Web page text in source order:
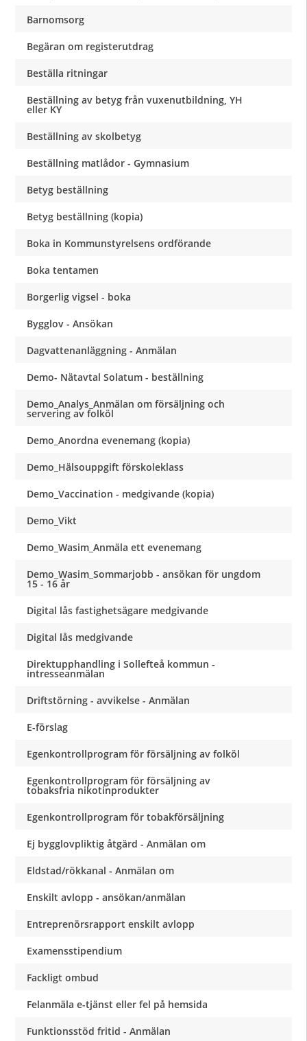
Barnomsorg
Begäran om registerutdrag
Beställa ritningar
Beställning av betyg från vuxenutbildning, YH
eller KY
Beställning av skolbetyg
Beställning matlådor - Gymnasium
Betyg beställning
Betyg beställning (kopia)
Boka in Kommunstyrelsens ordförande
Boka tentamen
Borgerlig vigsel - boka
Bygglov - Ansökan
Dagvattenanläggning - Anmälan
Demo- Nätavtal Solatum - beställning
Demo_Analys_Anmälan om försäljning och
servering av folköl
Demo_Anordna evenemang (kopia)
Demo_Hälsouppgift förskoleklass
Demo_Vaccination - medgivande (kopia)
Demo_Vikt
Demo_Wasim_Anmäla ett evenemang
Demo_Wasim_Sommarjobb - ansökan för ungdom
15 - 16 år
Digital lås fastighetsägare medgivande
Digital lås medgivande
Direktupphandling i Sollefteå kommun -
intresseanmälan
Driftstörning - avvikelse - Anmälan
E-förslag
Egenkontrollprogram för försäljning av folköl
Egenkontrollprogram för försäljning av
tobaksfria nikotinprodukter
Egenkontrollprogram för tobakförsäljning
Ej bygglovpliktig åtgärd - Anmälan om
Eldstad/rökkanal - Anmälan om
Enskilt avlopp - ansökan/anmälan
Entreprenörsrapport enskilt avlopp
Examensstipendium
Fackligt ombud
Felanmäla e-tjänst eller fel på hemsida
Funktionsstöd fritid - Anmälan